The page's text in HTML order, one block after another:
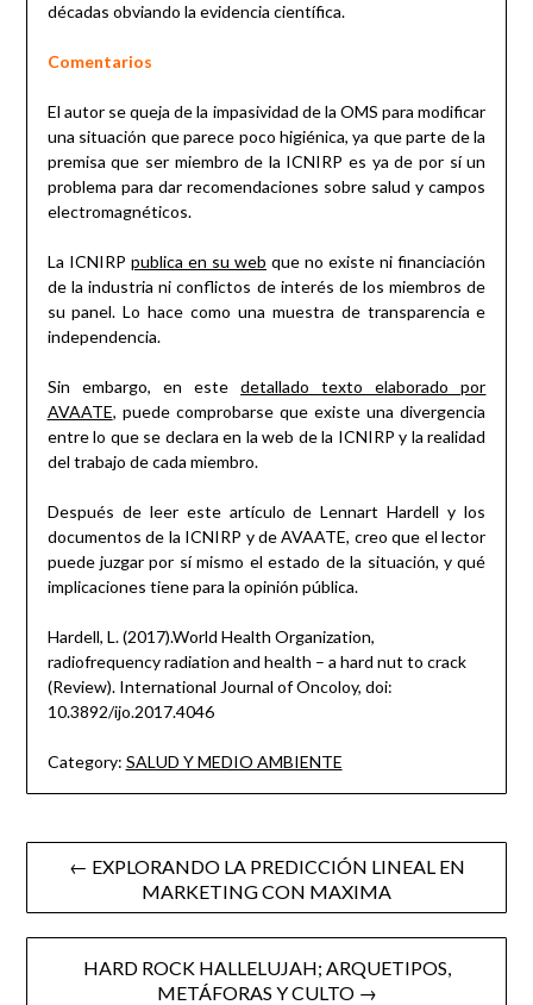
décadas obviando la evidencia científica.
Comentarios
El autor se queja de la impasividad de la OMS para modificar
una situación que parece poco higiénica, ya que parte de la
premisa que ser miembro de la ICNIRP es ya de por sí un
problema para dar recomendaciones sobre salud y campos
electromagnéticos.
La ICNIRP publica en su web que no existe ni financiación
de la industria ni conflictos de interés de los miembros de
su panel. Lo hace como una muestra de transparencia e
independencia.
Sin embargo, en estedetallado texto elaborado por
AVAATE, puede comprobarse que existe una divergencia
entre lo que se declara en la web de la ICNIRP y la realidad
del trabajo de cada miembro.
Después de leer este artículo de Lennart Hardell y los
documentos de la ICNIRP y de AVAATE, creo que el lector
puede juzgar por sí mismo el estado de la situación, y qué
implicaciones tiene para la opinión pública.
Hardell, L. (2017).World Health Organization,
radiofrequency radiation and health – a hard nut to crack
(Review). International Journal of Oncoloy, doi:
10.3892/ijo.2017.4046
Category: SALUD Y MEDIO AMBIENTE
Post
navigation
← EXPLORANDO LA PREDICCIÓN LINEAL EN
MARKETING CON MAXIMA
HARD ROCK HALLELUJAH; ARQUETIPOS,
METÁFORAS Y CULTO →